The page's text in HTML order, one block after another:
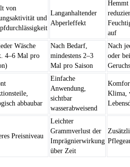
von
und
Langanhaltender
Abperleffekt
Hemmt
auf
Wäsche
4–6 Mal pro
Nach Bedarf,
mindestens 2–3
Mal pro Saison
Nach
oder bei
abbaubar
Einfache
Anwendung,
sichtbar
wasserabweisend
Klima,
Preisniveau
Leichter
Grammverlust der
Imprägnierwirkung
über Zeit